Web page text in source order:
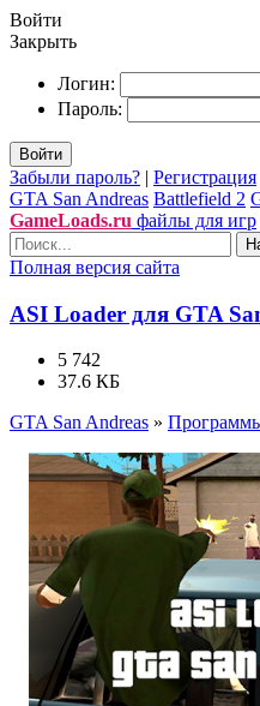
Войти
Закрыть
Логин:
Пароль:
Войти
Забыли пароль? | Регистрация
GTA San Andreas Battlefield 2
GameLoads.ru файлы для игр
Полная версия сайта
ASI Loader для GTA
5 742
37.6 КБ
GTA San Andreas »